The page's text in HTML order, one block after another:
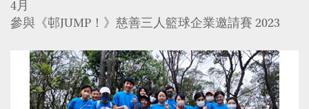
4月
參與《邨JUMP！》慈善三人籃球企業邀請賽 2023